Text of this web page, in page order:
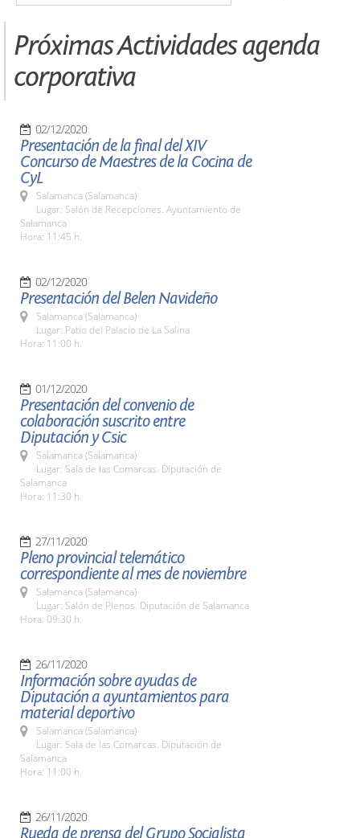
Próximas Actividades agenda
corporativa
02/12/2020
Presentación de la final del XIV
Concurso de Maestres de la Cocina de
CyL
Salamanca (Salamanca)
Lugar: Salón de Recepciones. Ayuntamiento de
Salamanca
Hora: 11:45 h.
02/12/2020
Presentación del Belen Navideño
Salamanca (Salamanca)
Lugar: Patio del Palacio de La Salina
Hora: 11:00 h.
01/12/2020
Presentación del convenio de
colaboración suscrito entre
Diputación y Csic
Salamanca (Salamanca)
Lugar: Sala de las Comarcas. Diputación de
Salamanca
Hora: 11:30 h.
27/11/2020
Pleno provincial telemático
correspondiente al mes de noviembre
Salamanca (Salamanca)
Lugar: Salón de Plenos. Diputación de Salamanca
Hora: 09:30 h.
26/11/2020
Información sobre ayudas de
Diputación a ayuntamientos para
material deportivo
Salamanca (Salamanca)
Lugar: Sala de las Comarcas. Diputación de
Salamanca
Hora: 11:00 h.
26/11/2020
Rueda de prensa del Grupo Socialista